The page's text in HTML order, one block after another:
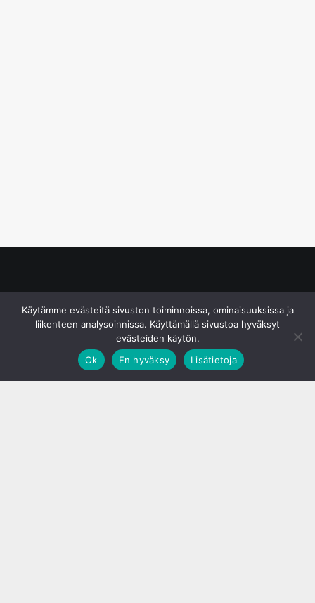
Käytämme evästeitä sivuston toiminnoissa, ominaisuuksissa ja
liikenteen analysoinnissa. Käyttämällä sivustoa hyväksyt
evästeiden käytön.
Ok
En hyväksy Lisätietoja